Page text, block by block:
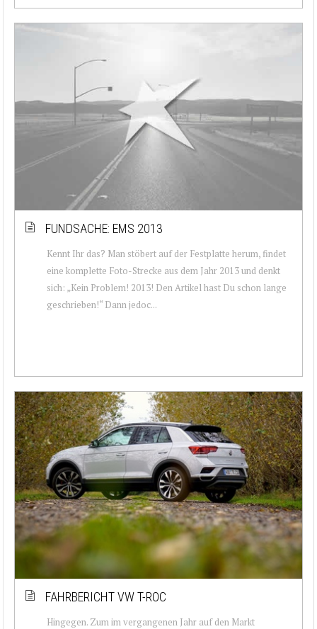
FUNDSACHE: EMS 2013
Kennt Ihr das? Man stöbert auf der Festplatte herum, findet
eine komplette Foto-Strecke aus dem Jahr 2013 und denkt
sich: „Kein Problem! 2013! Den Artikel hast Du schon lange
geschrieben!“ Dann jedoc...
FAHRBERICHT VW T-ROC
Hingegen. Zum im vergangenen Jahr auf den Markt